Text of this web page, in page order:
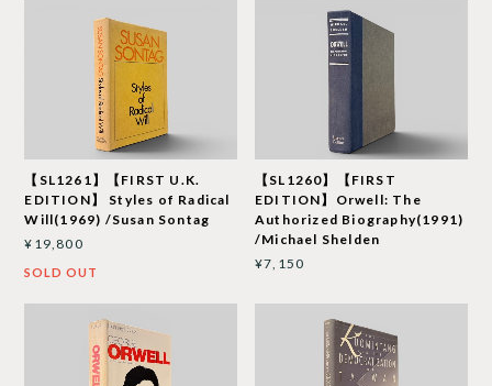
【SL1261】【FIRST U.K.
EDITION】 Styles of Radical
Will(1969) /Susan Sontag
¥19,800
SOLD OUT
【SL1260】【FIRST
EDITION】Orwell: The
Authorized Biography(1991)
/Michael Shelden
¥7,150